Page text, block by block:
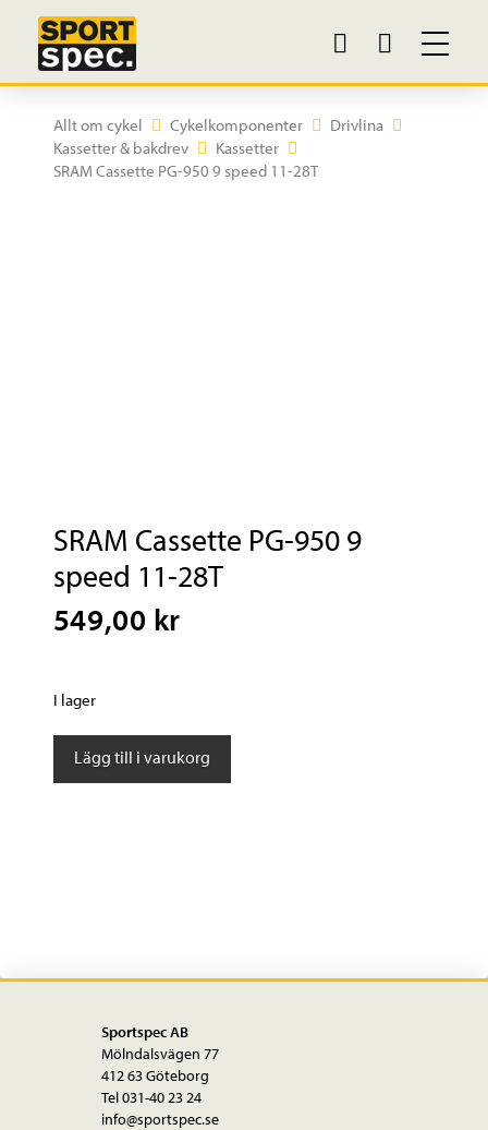
Allt om cykel Cykelkomponenter
Drivlina
Kassetter & bakdrev
Kassetter
SRAM Cassette PG-950 9 speed 11-28T
SRAM Cassette PG-950 9
speed 11-28T
549,00 kr
I lager
SRAM
mängd
Lägg till i varukorg
Sportspec AB
Mölndalsvägen 77
412 63 Göteborg
Tel 031-40 23 24
info@sportspec.se